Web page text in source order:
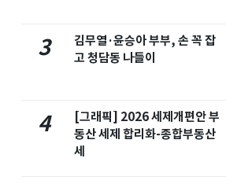
3
김무열·윤승아 부부, 손 꼭 잡
고 청담동 나들이
4
[그래픽] 2026 세제개편안 부
동산 세제 합리화-종합부동산
세